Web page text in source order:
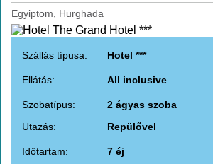
Egyiptom, Hurghada
Szállás típusa: Hotel ***
Ellátás: All inclusive
Szobatípus:
2 ágyas szoba
Utazás:
Repülővel
Időtartam: 7 éj